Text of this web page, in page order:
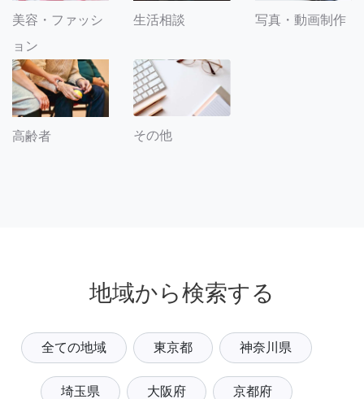
美容・ファッシ
ョン
生活相談 写真・動画制作
高齢者 その他
地域から検索する
全ての地域 東京都 神奈川県
埼玉県 大阪府 京都府